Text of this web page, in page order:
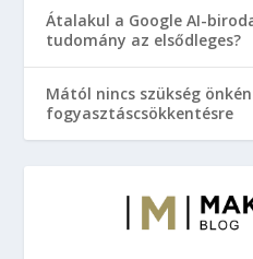
Átalakul a Google AI-
tudomány az elsődleges?
Mától nincs szükség
fogyasztáscsökkentésre